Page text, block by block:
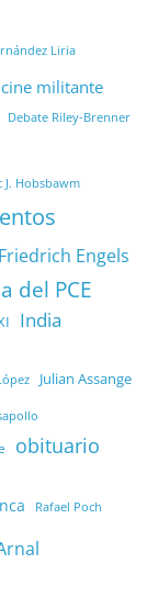
Liria
cine militante
Debate Riley-Brenner
J. Hobsbawm
Friedrich Engels
del PCE
India
Julian Assange
obituario
Rafael Poch